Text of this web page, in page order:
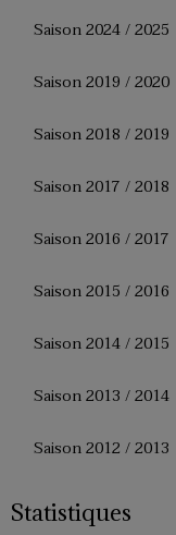
Saison 2024 / 2025
Saison 2019 / 2020
Saison 2018 / 2019
Saison 2017 / 2018
Saison 2016 / 2017
Saison 2015 / 2016
Saison 2014 / 2015
Saison 2013 / 2014
Saison 2012 / 2013
Statistiques